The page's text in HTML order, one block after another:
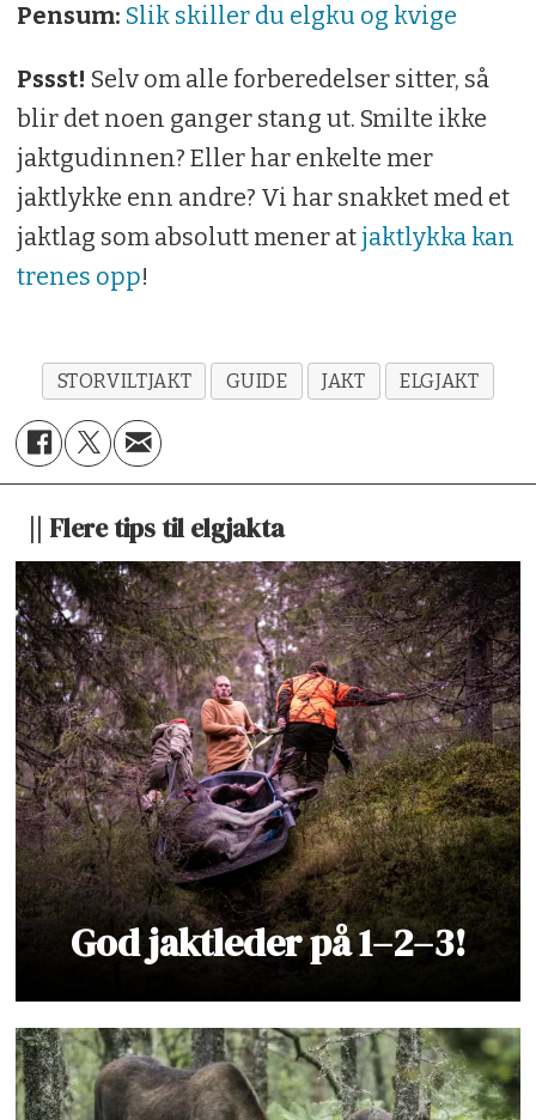
Pensum: Slik skiller du elgku og kvige
Pssst! Selv om alle forberedelser sitter, så
blir det noen ganger stang ut. Smilte ikke
jaktgudinnen? Eller har enkelte mer
jaktlykke enn andre? Vi har snakket med et
jaktlag som absolutt mener atjaktlykka kan
trenes opp!
STORVILTJAKT GUIDE JAKT ELGJAKT
|| Flere tips til elgjakta
God jaktleder på 1–2–3!